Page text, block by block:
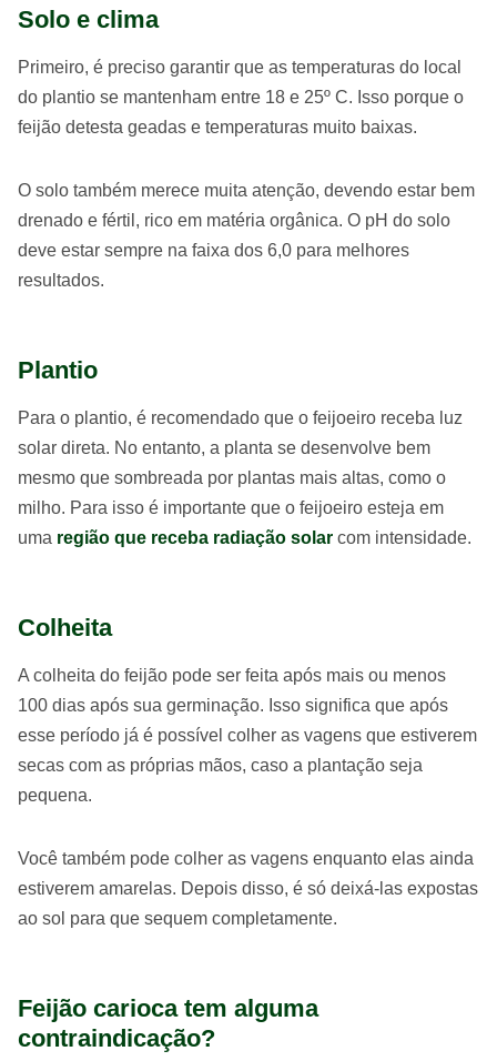
Solo e clima
Primeiro, é preciso garantir que as temperaturas do local
do plantio se mantenham entre 18 e 25º C. Isso porque o
feijão detesta geadas e temperaturas muito baixas.
O solo também merece muita atenção, devendo estar bem
drenado e fértil, rico em matéria orgânica. O pH do solo
deve estar sempre na faixa dos 6,0 para melhores
resultados.
Plantio
Para o plantio, é recomendado que o feijoeiro receba luz
solar direta. No entanto, a planta se desenvolve bem
mesmo que sombreada por plantas mais altas, como o
milho. Para isso é importante que o feijoeiro esteja em
uma região que receba radiação solar com intensidade.
Colheita
A colheita do feijão pode ser feita após mais ou menos
100 dias após sua germinação. Isso significa que após
esse período já é possível colher as vagens que estiverem
secas com as próprias mãos, caso a plantação seja
pequena.
Você também pode colher as vagens enquanto elas ainda
estiverem amarelas. Depois disso, é só deixá-las expostas
ao sol para que sequem completamente.
Feijão carioca tem alguma
contraindicação?